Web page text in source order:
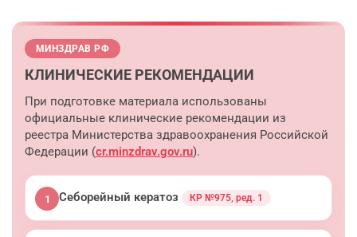
МИНЗДРАВ РФ
КЛИНИЧЕСКИЕ РЕКОМЕНДАЦИИ
При подготовке материала использованы
официальные клинические рекомендации из
реестра Министерства здравоохранения Российской
Федерации (cr.minzdrav.gov.ru).
1 Себорейный кератоз КР №975, ред. 1